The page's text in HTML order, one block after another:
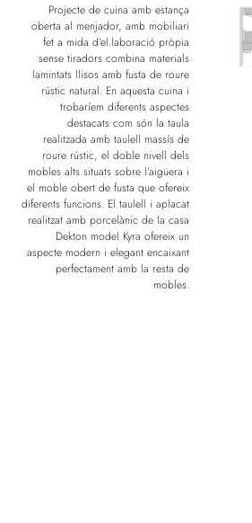
Projecte de cuina amb estança
oberta al menjador, amb mobiliari
fet a mida d’el.laboració pròpia
sense tiradors combina materials
lamintats llisos amb fusta de roure
rústic natural. En aquesta cuina i
trobaríem diferents aspectes
destacats com són la taula
realitzada amb taulell massís de
roure rústic, el doble nivell dels
mobles alts situats sobre l’aigüera i
el moble obert de fusta que ofereix
diferents funcions. El taulell i aplacat
realitzat amb porcelànic de la casa
Dekton model Kyra ofereix un
aspecte modern i elegant encaixant
perfectament amb la resta de
mobles.